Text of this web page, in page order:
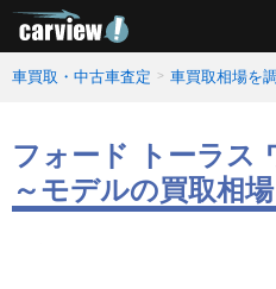
車買取・中古車査定 車買取相場を
フォード トーラス
～モデルの買取相